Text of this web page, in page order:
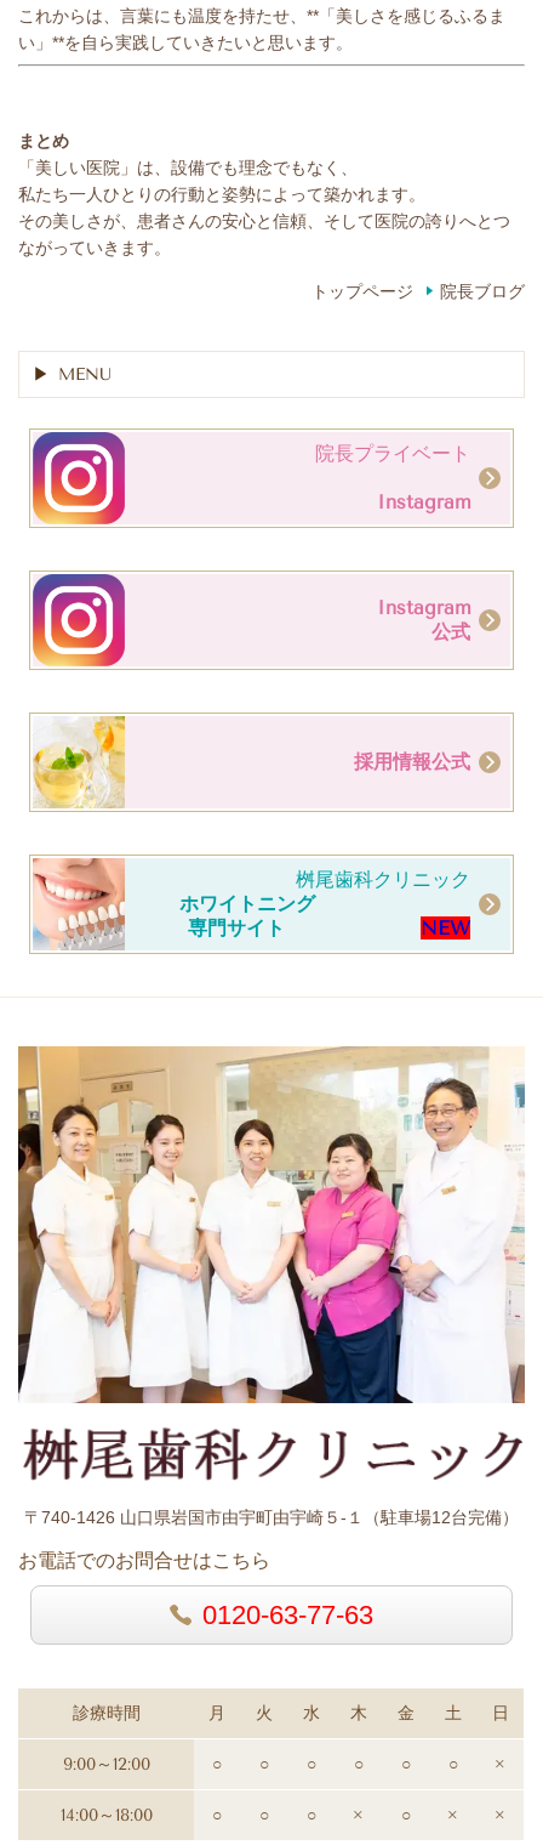
これからは、言葉にも温度を持たせ、**「美しさを感じるふるま
い」**を自ら実践していきたいと思います。
まとめ
「美しい医院」は、設備でも理念でもなく、
私たち一人ひとりの行動と姿勢によって築かれます。
その美しさが、患者さんの安心と信頼、そして医院の誇りへとつ
ながっていきます。
トップページ 院長ブログ
MENU
院長プライベート
Instagram
Instagram
公式
採用情報公式
桝尾歯科クリニック
ホワイトニング
専門サイト
NEW
〒740-1426 山口県岩国市由宇町由宇崎５-１（駐車場12台完備）
お電話でのお問合せはこちら
0120-63-77-63
診療時間 月 火 水 木 金 土 日
9:00～12:00 ○ ○ ○ ○ ○ ○ ×
14:00～18:00 ○ ○ ○ × ○ × ×